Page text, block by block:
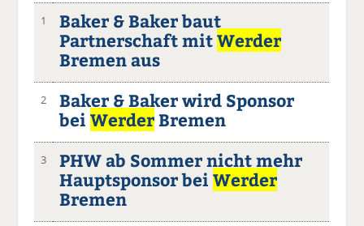
1
Baker & Baker baut
Partnerschaft mitWerder
Bremen aus
2
Baker & Baker wird Sponsor
beiWerderBremen
3
PHW ab Sommer nicht mehr
Hauptsponsor beiWerder
Bremen